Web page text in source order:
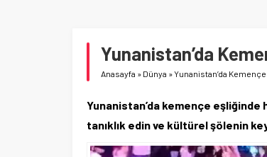
Yunanistan’da
Anasayfa » Dünya »Yunanistan’da
Yunanistan’da kemençe
tanıklık edin ve kültürel şölenin